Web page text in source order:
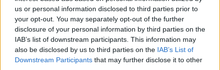
us or personal information disclosed to third parties prior to
your opt-out. You may separately opt-out of the further
disclosure of your personal information by third parties on the
IAB’s list of downstream participants. This information may
also be disclosed by us to third parties on the IAB’s List of
Downstream Participants that may further disclose it to other
Polscy romantycy w bardzo wielu przypadkach
tworzyli na obczyźnie z różnych względów. Taka
sytuacja „sprzyjała” tęsknocie za utraconą
ojczyzną oraz wspominaniu jej, również